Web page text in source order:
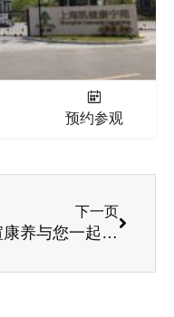
预约参观
下一页
一暄康养与您一起共享七夕爱情之路